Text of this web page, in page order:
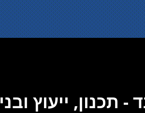
- תכנון, ייעוץ